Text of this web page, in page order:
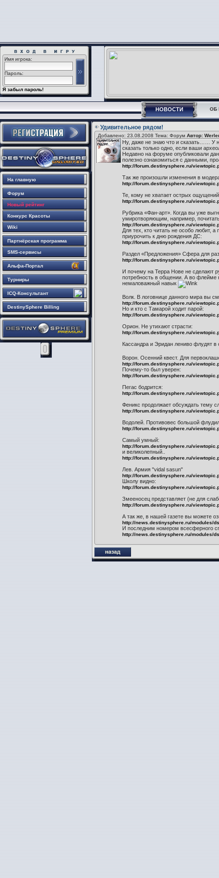
Имя игрока:
Пароль:
Я забыл пароль!
НОВОСТИ ОБ
На главную
Форум
Новый рейтинг
Конкурс Красоты
Wiki
Партнёрская программа
SMS-сервисы
Альфа-Портал
Турниры
ICQ-Консультант
DestinySphere Billing
Удивительное рядом!
Добавлено: 23.08.2008 Тема: Форум Автор:
Ну, даже не знаю что и сказать…… У
сказать только одно, если ваши
Недавно на форуме опубликовали
полезно ознакомиться с данными,
http://forum.destinysphere.ru/
Так же произошли изменения в
http://forum.destinysphere.ru/
Те, кому не хватает острых
http://forum.destinysphere.ru/
Рубрика «Фан-арт». Когда вы уже
умиротворяющим, например,
http://forum.destinysphere.ru/
Для тех, кто читать не особо любит,
приурочить к дню рождения ДС:
http://forum.destinysphere.ru/
Раздел «Предложения» Сфера для
http://forum.destinysphere.ru/
И почему на Терра Нове не сделают
потребность в общении. А во флейме
немаловажный навык
Волк. В логовнице данного мира вы
http://forum.destinysphere.ru/
Но и кто с Тамарой ходит парой:
http://forum.destinysphere.ru/
Орион. Не утихают страсти:
http://forum.destinysphere.ru/
Кассандра и Эридан лениво флудят
Ворон. Осенний квест. Для
http://forum.destinysphere.ru/
Почему-то был уверен:
http://forum.destinysphere.ru/
Пегас бодрится:
http://forum.destinysphere.ru/
Феникс продолжает обсуждать тему
http://forum.destinysphere.ru/
Водолей. Противовес большой
http://forum.destinysphere.ru/
Самый умный:
http://forum.destinysphere.ru/
и великолепный..
http://forum.destinysphere.ru/
Лев. Армия "vidal sasun"
http://forum.destinysphere.ru/
Школу видно:
http://forum.destinysphere.ru/
Змееносец представляет (не для
http://forum.destinysphere.ru/
А так же, в нашей газете вы можете
http://news.destinysphere.ru/modules/
И последним номером всесферного
http://news.destinysphere.ru/modules/